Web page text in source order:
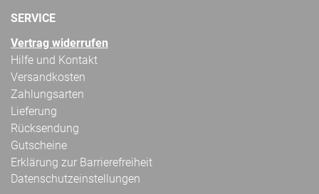
SERVICE
Vertrag widerrufen
Hilfe und Kontakt
Versandkosten
Zahlungsarten
Lieferung
Rücksendung
Gutscheine
Erklärung zur Barrierefreiheit
Datenschutzeinstellungen